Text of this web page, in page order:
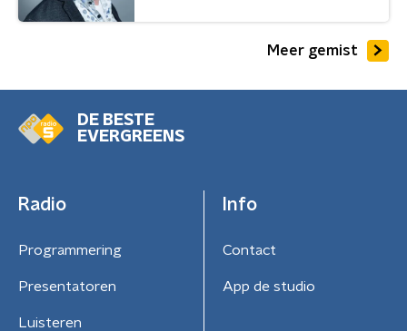
Meer gemist
DE BESTE
EVERGREENS
Radio
Programmering
Presentatoren
Luisteren
Info
Contact
App de studio